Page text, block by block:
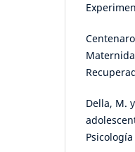
Della, M.